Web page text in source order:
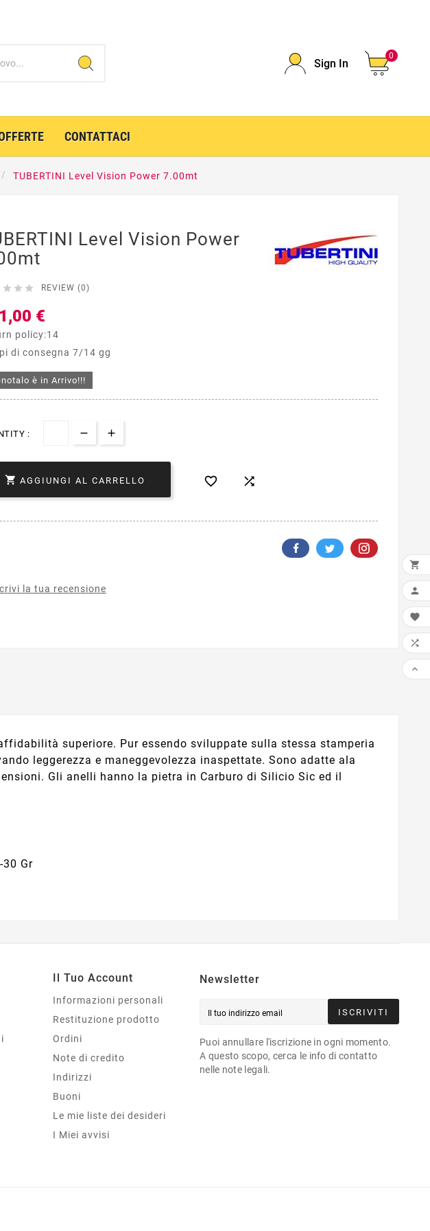
Sign In
0
CONTATTACI
TUBERTINI Level Vision Power 7.00mt
Level Vision Power
   REVIEW (0)
€
policy:14
di consegna 7/14 gg
è in Arrivo!!!
:
 AGGIUNGI AL CARRELLO  
la tua recensione
superiore. Pur essendo sviluppate sulla stessa stamperia
leggerezza e maneggevolezza inaspettate. Sono adatte ala
Gli anelli hanno la pietra in Carburo di Silicio Sic ed il
Gr
Il Tuo Account
Informazioni personali
Restituzione prodotto
Ordini
Note di credito
Indirizzi
Buoni
Le mie liste dei desideri
I Miei avvisi
Newsletter
ISCRIVITI
Puoi annullare l'iscrizione in ogni momento.
A questo scopo, cerca le info di contatto
nelle note legali.




